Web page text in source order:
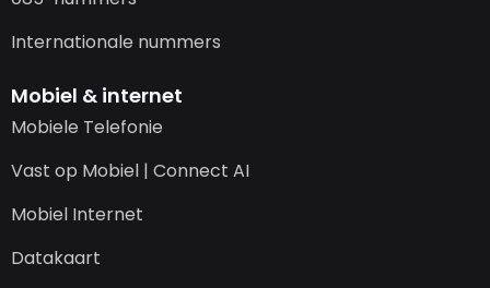
Internationale nummers
Mobiel & internet
Mobiele Telefonie
Vast op Mobiel | Connect AI
Mobiel Internet
Datakaart